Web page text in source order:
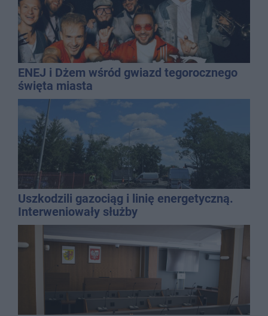
ENEJ i Dżem wśród gwiazd tegorocznego
święta miasta
Uszkodzili gazociąg i linię energetyczną.
Interweniowały służby